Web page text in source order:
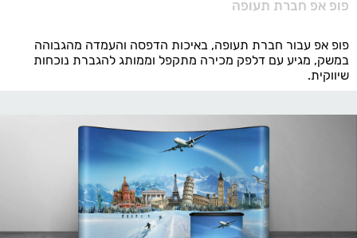
פופ אפ חברת תעופה
פופ אפ עבור חברת תעופה, באיכות הדפסה והעמדה מהגבוהה
במשק, מגיע עם דלפק מכירה מתקפל וממותג להגברת נוכחות
שיווקית.